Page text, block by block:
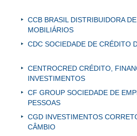
CCB BRASIL DISTRIBUIDORA
MOBILIÁRIOS
CDC SOCIEDADE DE CRÉDITO
CENTROCRED CRÉDITO,
INVESTIMENTOS
CF GROUP SOCIEDADE DE
PESSOAS
CGD INVESTIMENTOS
CÂMBIO